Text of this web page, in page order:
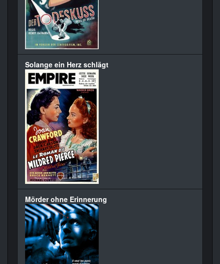
Solange ein Herz schlägt
Mörder ohne Erinnerung